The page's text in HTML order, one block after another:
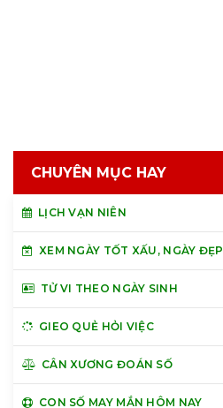
CHUYÊN MỤC HAY
LỊCH VẠN NIÊN
XEM NGÀY TỐT XẤU, NGÀY ĐẸP
TỬ VI THEO NGÀY SINH
GIEO QUẺ HỎI VIỆC
CÂN XƯƠNG ĐOÁN SỐ
CON SỐ MAY MẮN HÔM NAY